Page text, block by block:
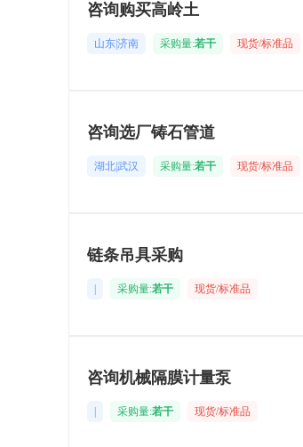
咨询购买高岭土
山东|济南 采购量:若干 现货/标准品
咨询选厂铸石管道
湖北|武汉 采购量:若干 现货/标准品
链条吊具采购
采购量:若干 现货/标准品
咨询机械隔膜计量泵
采购量:若干 现货/标准品